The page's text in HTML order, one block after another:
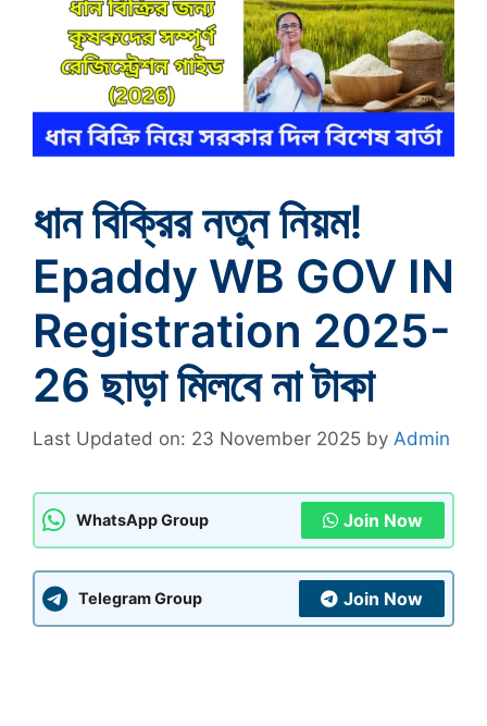
ধান বিক্রির নতুন নিয়ম!
Epaddy WB GOV IN
Registration 2025-
26 ছাড়া মিলবে না টাকা
Last Updated on: 23 November 2025 by Admin
WhatsApp Group Join Now
Telegram Group Join Now